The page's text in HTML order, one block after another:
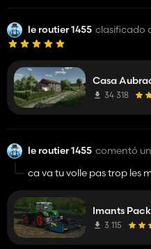
le routier 1455 clasificado
Casa
34 318
le routier 1455 comentó
ca va tu volle pas trop les
Imants Pack
3 115